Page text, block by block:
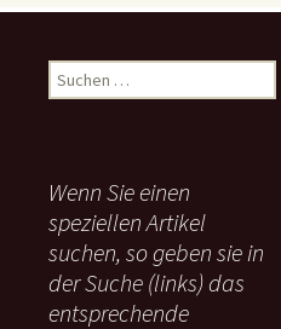
u
n
n
a
c
Wenn Sie einen
speziellen Artikel
suchen, so geben sie in
der Suche (links) das
entsprechende